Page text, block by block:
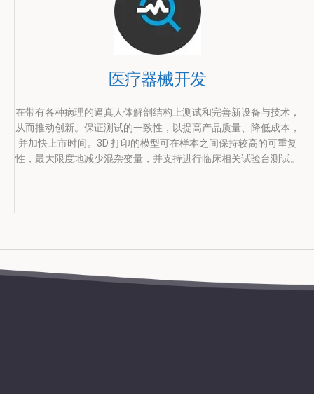
医疗器械开发
在带有各种病理的逼真人体解剖结构上测试和完善新设备与技术，
从而推动创新。保证测试的一致性，以提高产品质量、降低成本，
并加快上市时间。3D 打印的模型可在样本之间保持较高的可重复
性，最大限度地减少混杂变量，并支持进行临床相关试验台测试。